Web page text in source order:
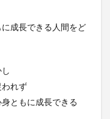
成長できる人間をど
われず
ともに成長できる